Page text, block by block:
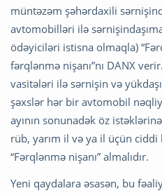
müntəzəm şəhərdaxili
avtomobilləri ilə
ödəyiciləri istisna olmaqla)
fərqlənmə nişanı”nı DANX
vasitələri ilə sərnişin və
şəxslər hər bir avtomobil
ayının sonunadək öz
rüb, yarım il və ya il üçün ciddi
“Fərqlənmə nişanı” almalıdır.
Yeni qaydalara əsasən, bu